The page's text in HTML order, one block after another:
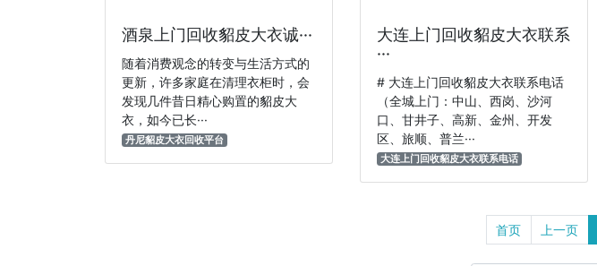
酒泉上门回收貂皮大衣诚···
随着消费观念的转变与生活方式的
更新，许多家庭在清理衣柜时，会
发现几件昔日精心购置的貂皮大
衣，如今已长···
丹尼貂皮大衣回收平台
大连上门回收貂皮大衣联系
···
# 大连上门回收貂皮大衣联系电话
（全城上门：中山、西岗、沙河
口、甘井子、高新、金州、开发
区、旅顺、普兰···
大连上门回收貂皮大衣联系电话
首页 上一页